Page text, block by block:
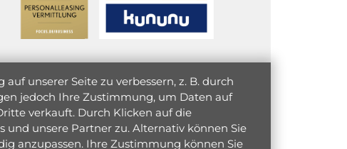
unserer Seite zu verbessern, z. B. durch
jedoch Ihre Zustimmung, um Daten auf
verkauft. Durch Klicken auf die
unsere Partner zu. Alternativ können Sie
anzupassen. Ihre Zustimmung können Sie